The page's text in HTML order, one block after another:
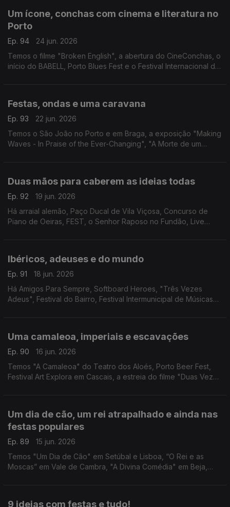
Um ícone, conchas com cinema e literatura no
Porto
Ep. 94
24 jun. 2026
Temos o filme "Broken English", a abertura do CineConchas, o
início do BABELL, Porto Blues Fest e o Festival Internacional do
Festas, ondas e uma caravana
Ep. 93
22 jun. 2026
Temos o São João no Porto e em Braga, a exposição "Making
Waves - In Praise of the Ever-Changing", "A Morte de um
Duas mãos para caberem as ideias todas
Ep. 92
19 jun. 2026
Há arraial alemão, Paço Ducal de Vila Viçosa, Concurso de
Piano de Oeiras, FEST, o Senhor Raposo no Fundão, Live
Ibéricos, adeuses e do mundo
Ep. 91
18 jun. 2026
Há Amigos Para Sempre, Softboard Heroes, "Três Vezes
Adeus", Festival do Bairro, Festival Intermunicipal de Músicas
Uma camaleoa, imperiais e escavações
Ep. 90
16 jun. 2026
Temos "A Camaleoa" do Teatro dos Aloés, Porto Beer Fest,
Festival Art Explora em Cascais, a estreia do filme "Duas Vezes
Um dia de cão, um rei atrapalhado e ainda nas
festas populares
Ep. 89
15 jun. 2026
Temos "Um Dia de Cão" em Setúbal e Lisboa, “O Rei e as
Moscas” em Vale de Cambra, "A Divina Comédia" em Beja,
9 ideias com festas e tudo!